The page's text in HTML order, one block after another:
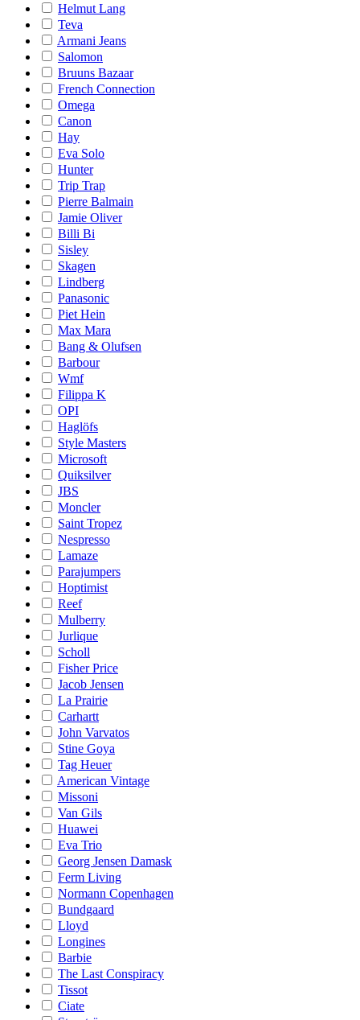
Helmut Lang
Teva
Armani Jeans
Salomon
Bruuns Bazaar
French Connection
Omega
Canon
Hay
Eva Solo
Hunter
Trip Trap
Pierre Balmain
Jamie Oliver
Billi Bi
Sisley
Skagen
Lindberg
Panasonic
Piet Hein
Max Mara
Bang & Olufsen
Barbour
Wmf
Filippa K
OPI
Haglöfs
Style Masters
Microsoft
Quiksilver
JBS
Moncler
Saint Tropez
Nespresso
Lamaze
Parajumpers
Hoptimist
Reef
Mulberry
Jurlique
Scholl
Fisher Price
Jacob Jensen
La Prairie
Carhartt
John Varvatos
Stine Goya
Tag Heuer
American Vintage
Missoni
Van Gils
Huawei
Eva Trio
Georg Jensen Damask
Ferm Living
Normann Copenhagen
Bundgaard
Lloyd
Longines
Barbie
The Last Conspiracy
Tissot
Ciate